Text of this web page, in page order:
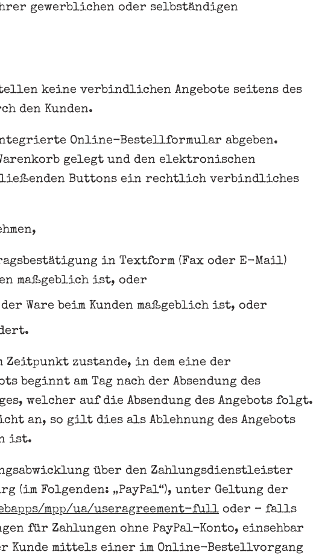
gewerblichen oder selbständigen
keine verbindlichen Angebote seitens des
den Kunden.
integrierte Online-Bestellformular abgeben.
gelegt und den elektronischen
Buttons ein rechtlich verbindliches
in Textform (Fax oder E-Mail)
maßgeblich ist, oder
Ware beim Kunden maßgeblich ist, oder
Zeitpunkt zustande, in dem eine der
am Tag nach der Absendung des
welcher auf die Absendung des Angebots folgt.
an, so gilt dies als Ablehnung des Angebots
ist.
über den Zahlungsdienstleister
(im Folgenden: „PayPal“), unter Geltung der
/mpp/ua/useragreement-full oder – falls
für Zahlungen ohne PayPal-Konto, einsehbar
Kunde mittels einer im Online-Bestellvorgang